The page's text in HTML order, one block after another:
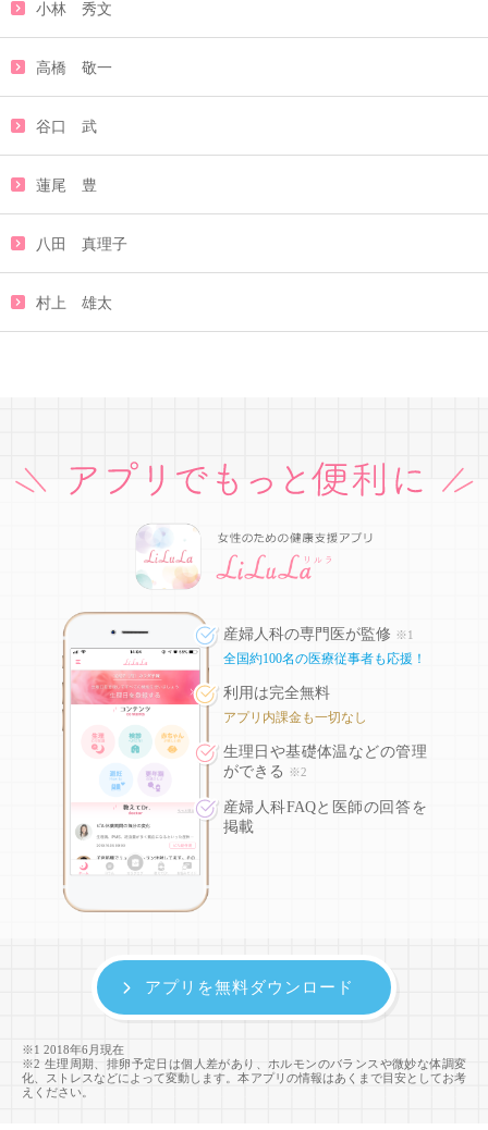
小林 秀文
高橋 敬一
谷口 武
蓮尾 豊
八田 真理子
村上 雄太
産婦人科の専門医が監修 ※1
全国約100名の医療従事者も応援！
利用は完全無料
アプリ内課金も一切なし
生理日や基礎体温などの管理
ができる
※2
産婦人科FAQと医師の回答を
掲載
※1 2018年6月現在
※2 生理周期、排卵予定日は個人差があり、ホルモンのバランスや微妙な体調変
化、ストレスなどによって変動します。本アプリの情報はあくまで目安としてお考
えください。
アプリを無料ダウンロード